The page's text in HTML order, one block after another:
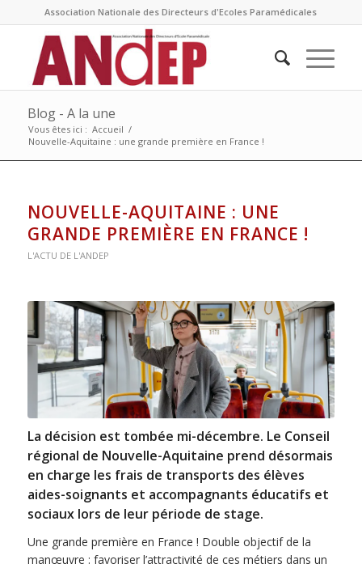
Association Nationale des Directeurs d'Ecoles Paramédicales
Blog - A la une
Vous êtes ici : Accueil /
Nouvelle-Aquitaine : une grande première en France !
NOUVELLE-AQUITAINE : UNE
GRANDE PREMIÈRE EN FRANCE !
L'ACTU DE L'ANDEP
La décision est tombée mi-décembre. Le Conseil
régional de Nouvelle-Aquitaine prend désormais
en charge les frais de transports des élèves
aides-soignants et accompagnants éducatifs et
sociaux lors de leur période de stage.
Une grande première en France ! Double objectif de la
manœuvre : favoriser l’attractivité de ces métiers dans un